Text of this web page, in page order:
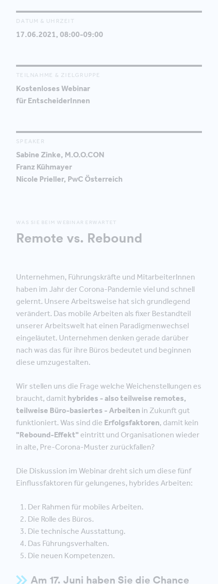
DATUM & UHRZEIT
17.06.2021, 08:00-09:00
TEILNAHME & ZIELGRUPPE
Kostenloses Webinar
für EntscheiderInnen
SPEAKER
Sabine Zinke, M.O.O.CON
Franz Kühmayer
Nicole Prieller, PwC Österreich
WAS SIE BEIM WEBINAR ERWARTET
Remote vs. Rebound
Unternehmen, Führungskräfte und MitarbeiterInnen
haben im Jahr der Corona-Pandemie viel und schnell
gelernt. Unsere Arbeitsweise hat sich grundlegend
verändert. Das mobile Arbeiten als fixer Bestandteil
unserer Arbeitswelt hat einen Paradigmenwechsel
eingeläutet. Unternehmen denken gerade darüber
nach was das für ihre Büros bedeutet und beginnen
diese umzugestalten.
Wir stellen uns die Frage welche Weichenstellungen es
braucht, damit hybrides - also teilweise remotes,
teilweise Büro-basiertes - Arbeiten in Zukunft gut
funktioniert. Was sind die Erfolgsfaktoren, damit kein
"Rebound-Effekt" eintritt und Organisationen wieder
in alte, Pre-Corona-Muster zurückfallen?
Die Diskussion im Webinar dreht sich um diese fünf
Einflussfaktoren für gelungenes, hybrides Arbeiten:
Der Rahmen für mobiles Arbeiten.
Die Rolle des Büros.
Die technische Ausstattung.
Das Führungsverhalten.
Die neuen Kompetenzen.
Am 17. Juni haben Sie die Chance